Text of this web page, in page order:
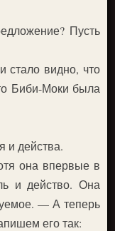
Пусть
стало видно, что
Биби-Моки была
и действа.
она впервые в
и действо. Она
— А теперь
его так: